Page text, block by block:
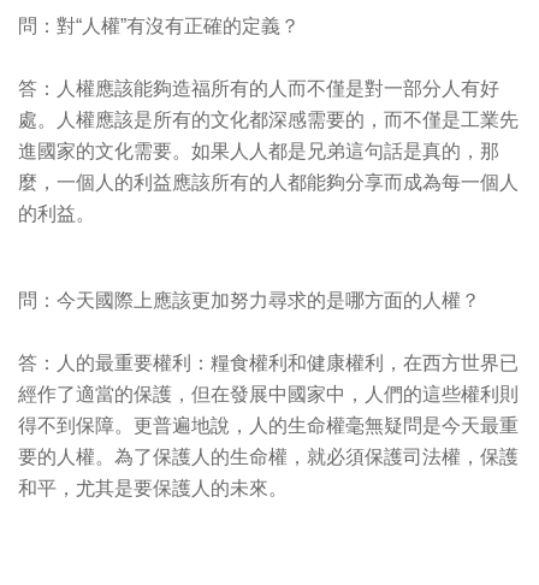
問：對“人權”有沒有正確的定義？
答：人權應該能夠造福所有的人而不僅是對一部分人有好
處。人權應該是所有的文化都深感需要的，而不僅是工業先
進國家的文化需要。如果人人都是兄弟這句話是真的，那
麼，一個人的利益應該所有的人都能夠分享而成為每一個人
的利益。
問：今天國際上應該更加努力尋求的是哪方面的人權？
答：人的最重要權利：糧食權利和健康權利，在西方世界已
經作了適當的保護，但在發展中國家中，人們的這些權利則
得不到保障。更普遍地說，人的生命權毫無疑問是今天最重
要的人權。為了保護人的生命權，就必須保護司法權，保護
和平，尤其是要保護人的未來。